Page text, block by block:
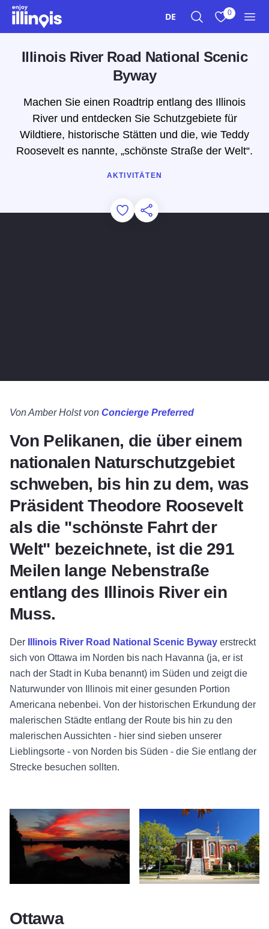
Zum Hauptinhalt springen
DE 0
Illinois River Road National Scenic
Byway
Machen Sie einen Roadtrip entlang des Illinois
River und entdecken Sie Schutzgebiete für
Wildtiere, historische Stätten und die, wie Teddy
Roosevelt es nannte, „schönste Straße der Welt“.
AKTIVITÄTEN
Add to Favorites
Diese Seite teilen
Von Amber Holst von Concierge Preferred
Von Pelikanen, die über einem
nationalen Naturschutzgebiet
schweben, bis hin zu dem, was
Präsident Theodore Roosevelt
als die "schönste Fahrt der
Welt" bezeichnete, ist die 291
Meilen lange Nebenstraße
entlang des Illinois River ein
Muss.
Der Illinois River Road National Scenic Byway erstreckt
sich von Ottawa im Norden bis nach Havanna (ja, er ist
nach der Stadt in Kuba benannt) im Süden und zeigt die
Naturwunder von Illinois mit einer gesunden Portion
Americana nebenbei. Von der historischen Erkundung der
malerischen Städte entlang der Route bis hin zu den
malerischen Aussichten - hier sind sieben unserer
Lieblingsorte - von Norden bis Süden - die Sie entlang der
Strecke besuchen sollten.
Ottawa